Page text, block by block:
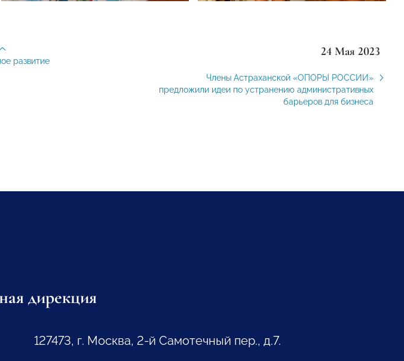
24 Мая 2023
Члены Астраханской «ОПОРЫ РОССИИ»
предложили идеи по устранению административных
барьеров для бизнеса
развитие
дирекция
127473, г. Москва, 2-й Самотечный пер., д.7.